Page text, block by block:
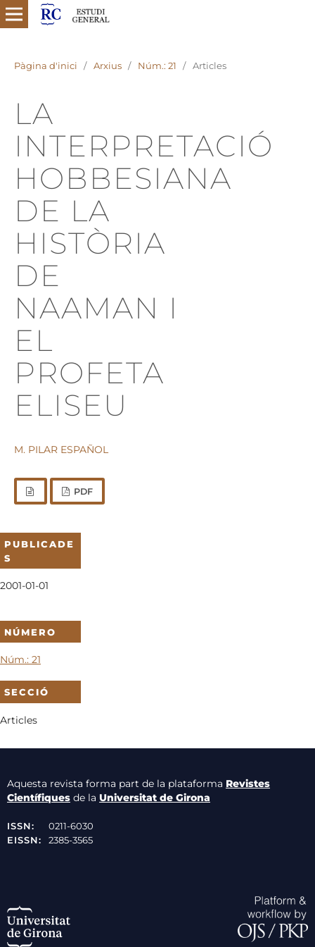
Pàgina d'inici / Arxius / Núm.: 21 / Articles
LA
INTERPRETACIÓ
HOBBESIANA
DE LA
HISTÒRIA
DE
NAAMAN I
EL
PROFETA
ELISEU
M. PILAR ESPAÑOL
PDF
PUBLICADE
S
2001-01-01
NÚMERO
Núm.: 21
SECCIÓ
Articles
Aquesta revista forma part de la plataforma Revistes
Científiquesde la Universitat de Girona
ISSN:
0211-6030
EISSN:
2385-3565